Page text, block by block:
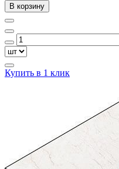
В корзину
Купить в 1 клик